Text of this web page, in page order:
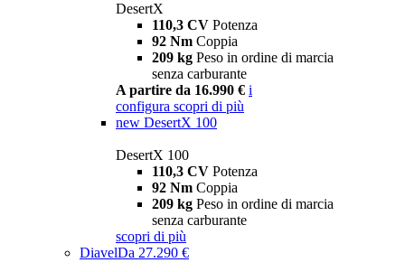
DesertX
110,3 CV Potenza
92 Nm Coppia
209 kg Peso in ordine di marcia
senza carburante
A partire da 16.990 € i
configura scopri di più
new DesertX 100
DesertX 100
110,3 CV Potenza
92 Nm Coppia
209 kg Peso in ordine di marcia
senza carburante
scopri di più
DiavelDa 27.290 €